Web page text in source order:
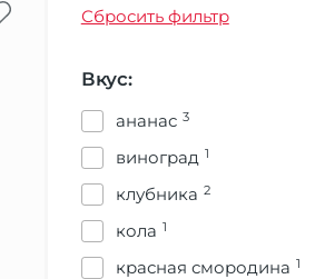
Сбросить фильтр
Вкус:
ананас 3
виноград 1
клубника 2
кола 1
красная смородина 1